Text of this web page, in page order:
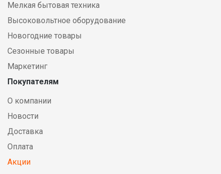
Мелкая бытовая техника
Высоковольтное оборудование
Новогодние товары
Сезонные товары
Маркетинг
Покупателям
О компании
Новости
Доставка
Оплата
Акции